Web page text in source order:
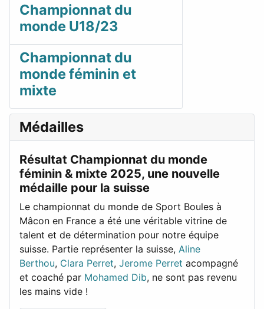
Championnat du
monde U18/23
Championnat du
monde féminin et
mixte
Médailles
Résultat Championnat du monde
féminin & mixte 2025, une nouvelle
médaille pour la suisse
Le championnat du monde de Sport Boules à
Mâcon en France a été une véritable vitrine de
talent et de détermination pour notre équipe
suisse. Partie représenter la suisse, Aline
Berthou, Clara Perret, Jerome Perret acompagné
et coaché par Mohamed Dib, ne sont pas revenu
les mains vide !